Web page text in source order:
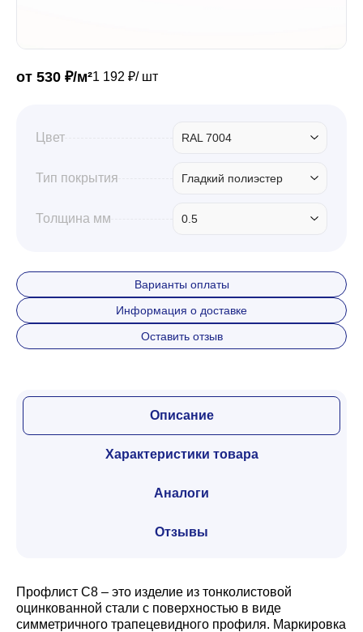
Профили для гипсокартона
от 530 ₽/м²1 192 ₽/ шт
Цвет RAL 7004
Тип покрытия Гладкий полиэстер
Толщина мм 0.5
Варианты оплаты
Информация о доставке
Оставить отзыв
Описание
Характеристики товара
Аналоги
Отзывы
Профлист С8 – это изделие из тонколистовой
оцинкованной стали с поверхностью в виде
симметричного трапецевидного профиля. Маркировка